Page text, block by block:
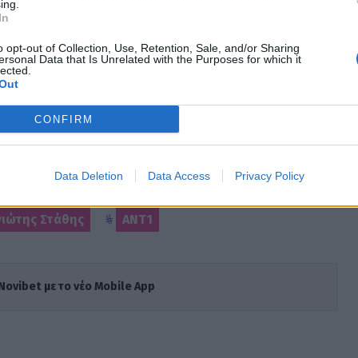
opt-out of Collection, Use, Retention, Sale, and/or Sharing
Data that Is Unrelated with the Purposes for which it
CONFIRM
Data Deletion Data Access Privacy Policy
αλλά εκείνη συνέχισε να τον ενοχλεί, με
του, η οποία τον ρώτησε αν έφαγε
τις μύγες.
Στάθης ΑΝΤ1
με το νέο Mobile App